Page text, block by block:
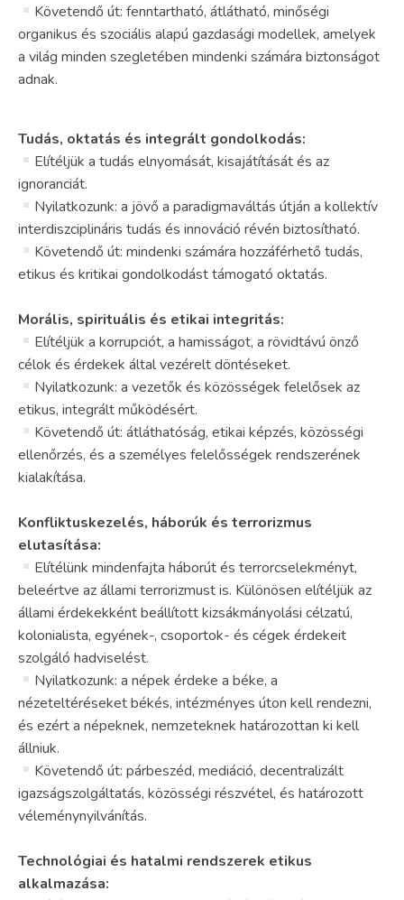
Követendő út: fenntartható, átlátható, minőségi
organikus és szociális alapú gazdasági modellek, amelyek
a világ minden szegletében mindenki számára biztonságot
adnak.
Tudás, oktatás és integrált gondolkodás:
Elítéljük a tudás elnyomását, kisajátítását és az
ignoranciát.
Nyilatkozunk: a jövő a paradigmaváltás útján a kollektív
interdiszciplináris tudás és innováció révén biztosítható.
Követendő út: mindenki számára hozzáférhető tudás,
etikus és kritikai gondolkodást támogató oktatás.
Morális, spirituális és etikai integritás:
Elítéljük a korrupciót, a hamisságot, a rövidtávú önző
célok és érdekek által vezérelt döntéseket.
Nyilatkozunk: a vezetők és közösségek felelősek az
etikus, integrált működésért.
Követendő út: átláthatóság, etikai képzés, közösségi
ellenőrzés, és a személyes felelősségek rendszerének
kialakítása.
Konfliktuskezelés, háborúk és terrorizmus
elutasítása:
Elítélünk mindenfajta háborút és terrorcselekményt,
beleértve az állami terrorizmust is. Különösen elítéljük az
állami érdekekként beállított kizsákmányolási célzatú,
kolonialista, egyének-, csoportok- és cégek érdekeit
szolgáló hadviselést.
Nyilatkozunk: a népek érdeke a béke, a
nézeteltéréseket békés, intézményes úton kell rendezni,
és ezért a népeknek, nemzeteknek határozottan ki kell
állniuk.
Követendő út: párbeszéd, mediáció, decentralizált
igazságszolgáltatás, közösségi részvétel, és határozott
véleménynyilvánítás.
Technológiai és hatalmi rendszerek etikus
alkalmazása: